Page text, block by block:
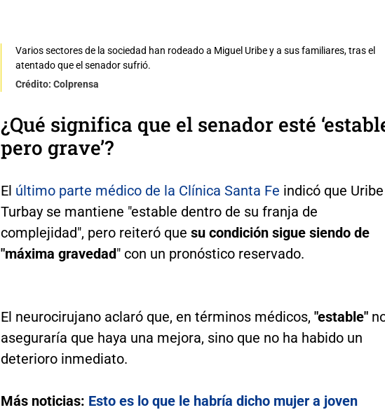
Varios sectores de la sociedad han rodeado a Miguel Uribe y a sus familiares, tras el
atentado que el senador sufrió.
Crédito: Colprensa
¿Qué significa que el senador esté
pero grave’?
El último parte médico de la Clínica Santa Fe indicó que Uribe
Turbay se mantiene "estable dentro de su franja de
complejidad", pero reiteró que su condición sigue siendo de
"máxima gravedad" con un pronóstico reservado.
El neurocirujano aclaró que, en términos médicos, "estable"
aseguraría que haya una mejora, sino que no ha habido un
deterioro inmediato.
Más noticias: Esto es lo que le habría dicho mujer a joven